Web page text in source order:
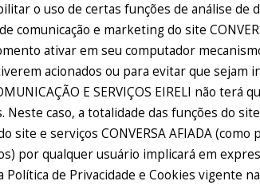
o uso de certas funções de análise de
comunicação e marketing do site
ativar em seu computador
acionados ou para evitar que sejam
E SERVIÇOS EIRELI não
Neste caso, a totalidade das funções do
site e serviços CONVERSA AFIADA
por qualquer usuário implicará em
Política de Privacidade e Cookies vigente